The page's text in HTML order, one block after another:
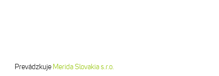
Prevádzkuje Merida Slovakia s.r.o.